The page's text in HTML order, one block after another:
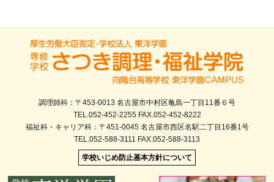
調理師科：〒453-0013 名古屋市中村区亀島一丁目11番６号
TEL.052-452-2255 FAX.052-452-8222
福祉科・キャリア科：〒451-0045 名古屋市西区名駅二丁目16番1号
TEL.052-588-3111 FAX.052-588-3113
学校いじめ防止基本方針について